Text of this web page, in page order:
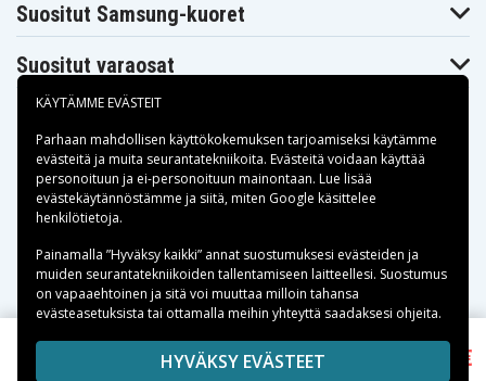
SiGN Erittäin Tehokas QC Varavirtalähde 20000mAh,
20,00 €
Suositut Samsung-kuoret
Suositut varaosat
Maksuvaihtoehdot
Toimitusvaihtoehdot
Copyright © 2026, Spares Nordic AB
KÄYTÄMME EVÄSTEIT
Parhaan mahdollisen käyttökokemuksen tarjoamiseksi käytämme
evästeitä ja muita seurantatekniikoita. Evästeitä voidaan käyttää
personoituun ja ei-personoituun mainontaan. Lue lisää
evästekäytännöstämme ja siitä, miten Google käsittelee
henkilötietoja.
Painamalla ”Hyväksy kaikki” annat suostumuksesi evästeiden ja
muiden seurantatekniikoiden tallentamiseen laitteellesi. Suostumus
on vapaaehtoinen ja sitä voi muuttaa milloin tahansa
evästeasetuksista tai ottamalla meihin yhteyttä saadaksesi ohjeita.
HYVÄKSY EVÄSTEET